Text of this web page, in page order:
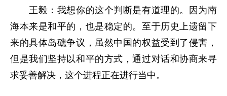
王毅：我想你的这个判断是有道理的。因为南
海本来是和平的，也是稳定的。至于历史上遗留下
来的具体岛礁争议，虽然中国的权益受到了侵害，
但是我们坚持以和平的方式，通过对话和协商来寻
求妥善解决，这个进程正在进行当中。